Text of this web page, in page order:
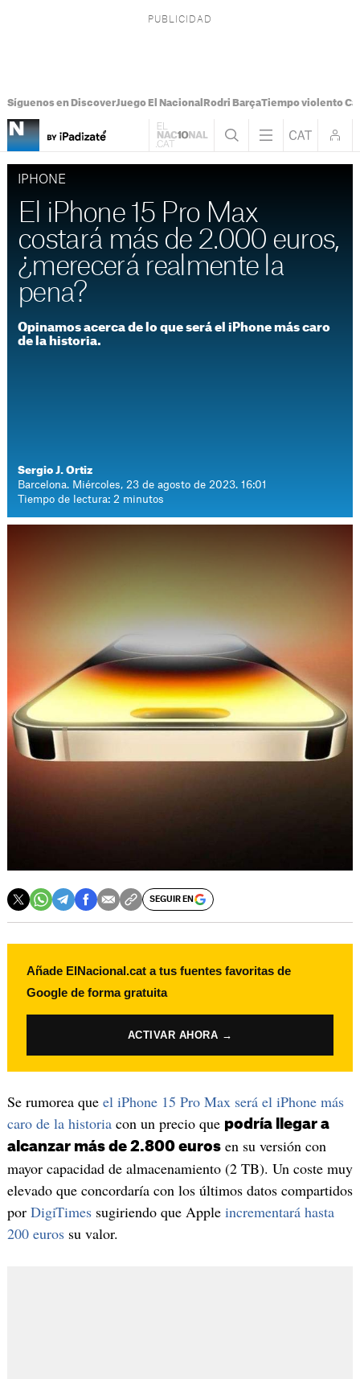
Síguenos en DiscoverJuego El Nacional Rodri BarçaTiempo violento
IPHONE
El iPhone 15 Pro Max
costará más de 2.000 euros,
¿merecerá realmente la
pena?
Opinamos acerca de lo que será el iPhone más caro
de la historia.
Sergio J. Ortiz
Barcelona. Miércoles, 23 de agosto de 2023. 16:01
Tiempo de lectura: 2 minutos
SEGUIR EN
Añade ElNacional.cat a tus fuentes favoritas de
Google de forma gratuita
ACTIVAR AHORA →
Se rumorea que el iPhone 15 Pro Max será el iPhone más
caro de la historiacon un precio que podría llegar a
alcanzar más de 2.800 eurosen su versión con
mayor capacidad de almacenamiento (2 TB). Un coste muy
elevado que concordaría con los últimos datos compartidos
por DigiTimessugiriendo que Apple incrementará hasta
200 eurossu valor.